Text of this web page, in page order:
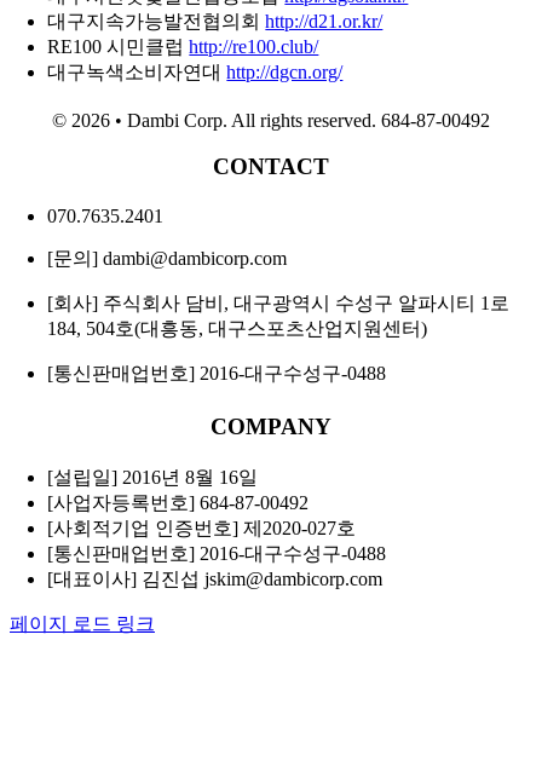
대구지속가능발전협의회http://d21.or.kr/
RE100 시민클럽http://re100.club/
대구녹색소비자연대http://dgcn.org/
© 2026 • Dambi Corp. All rights reserved. 684-87-00492
CONTACT
070.7635.2401
[문의] dambi@dambicorp.com
[회사] 주식회사 담비, 대구광역시 수성구 알파시티 1로
184, 504호(대흥동, 대구스포츠산업지원센터)
[통신판매업번호] 2016-대구수성구-0488
COMPANY
[설립일] 2016년 8월 16일
[사업자등록번호] 684-87-00492
[사회적기업 인증번호] 제2020-027호
[통신판매업번호] 2016-대구수성구-0488
[대표이사] 김진섭 jskim@dambicorp.com
페이지 로드 링크